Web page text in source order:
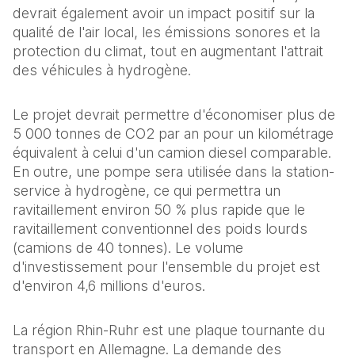
devrait également avoir un impact positif sur la
qualité de l'air local, les émissions sonores et la
protection du climat, tout en augmentant l'attrait
des véhicules à hydrogène.
Le projet devrait permettre d'économiser plus de
5 000 tonnes de CO2 par an pour un kilométrage
équivalent à celui d'un camion diesel comparable.
En outre, une pompe sera utilisée dans la station-
service à hydrogène, ce qui permettra un
ravitaillement environ 50 % plus rapide que le
ravitaillement conventionnel des poids lourds
(camions de 40 tonnes). Le volume
d'investissement pour l'ensemble du projet est
d'environ 4,6 millions d'euros.
La région Rhin-Ruhr est une plaque tournante du
transport en Allemagne. La demande des